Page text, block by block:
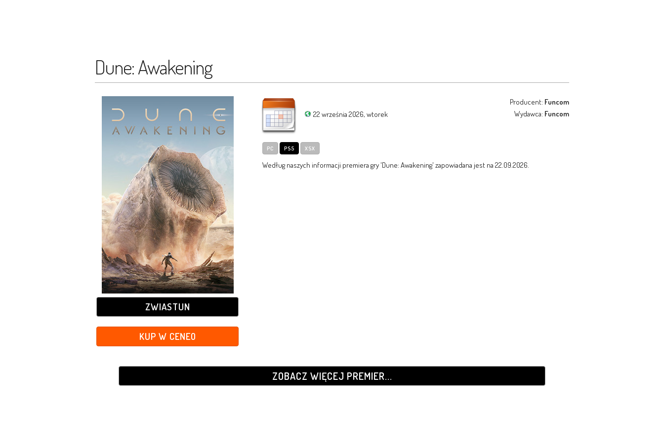
Dune: Awakening
ZWIASTUN
KUP W CENEO
22 września 2026, wtorek
Producent: Funcom
Wydawca: Funcom
PC PS5 XSX
Według naszych informacji premiera gry 'Dune: Awakening' zapowiadana jest na 22.09.2026.
ZOBACZ WIĘCEJ PREMIER...